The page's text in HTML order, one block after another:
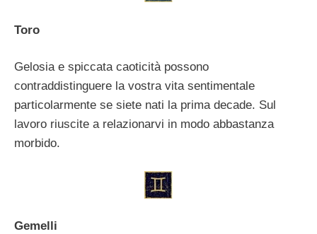
Toro
Gelosia e spiccata caoticità possono
contraddistinguere la vostra vita sentimentale
particolarmente se siete nati la prima decade. Sul
lavoro riuscite a relazionarvi in modo abbastanza
morbido.
Gemelli